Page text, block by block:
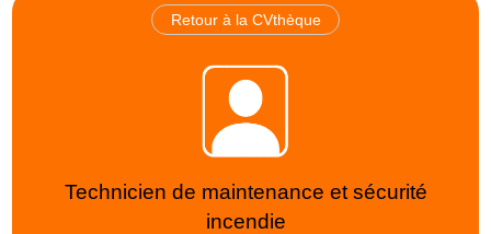
Retour à la CVthèque
Technicien de maintenance et sécurité
incendie